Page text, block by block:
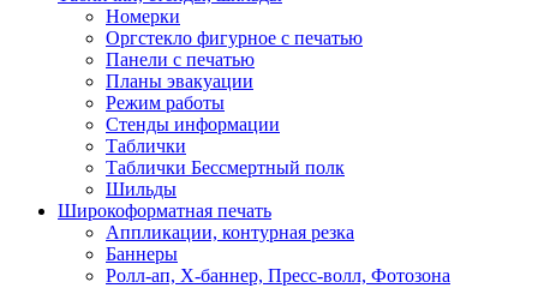
Номерки
Оргстекло фигурное с печатью
Панели с печатью
Планы эвакуации
Режим работы
Стенды информации
Таблички
Таблички Бессмертный полк
Шильды
Широкоформатная печать
Аппликации, контурная резка
Баннеры
Ролл-ап, X-баннер, Пресс-волл, Фотозона